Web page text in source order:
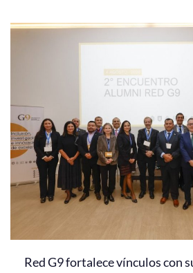
Red G9 fortalece vínculos con